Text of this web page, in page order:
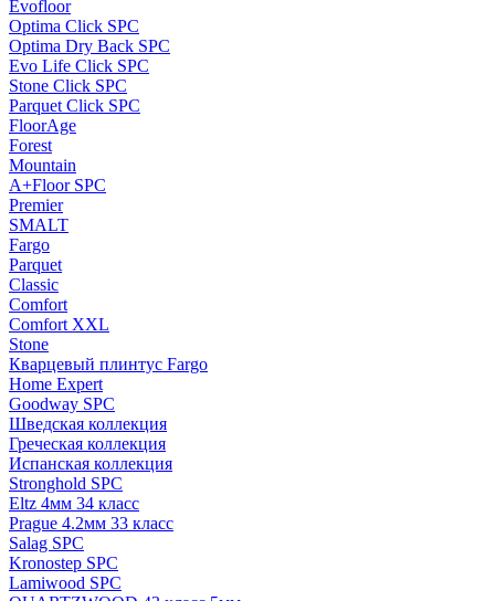
Evofloor
Optima Click SPC
Optima Dry Back SPC
Evo Life Click SPC
Stone Click SPC
Parquet Click SPC
FloorAge
Forest
Mountain
A+Floor SPC
Premier
SMALT
Fargo
Parquet
Classic
Comfort
Comfort XXL
Stone
Кварцевый плинтус Fargo
Home Expert
Goodway SPC
Шведская коллекция
Греческая коллекция
Испанская коллекция
Stronghold SPC
Eltz 4мм 34 класс
Prague 4.2мм 33 класс
Salag SPC
Kronostep SPC
Lamiwood SPC